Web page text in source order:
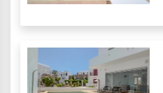
Μάνη
Μαραθώνας Αττικής
Μαρώνεια